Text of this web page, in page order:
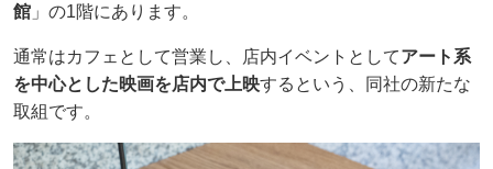
館 」の1階にあります。
通常はカフェとして営業し、店内イベントとしてアート系
を中心とした映画を店内で上映するという、同社の新たな
取組です。